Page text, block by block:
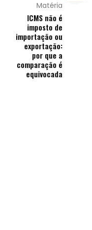
Matéria
ICMS não é
imposto de
importação ou
exportação:
por que a
comparação é
equivocada